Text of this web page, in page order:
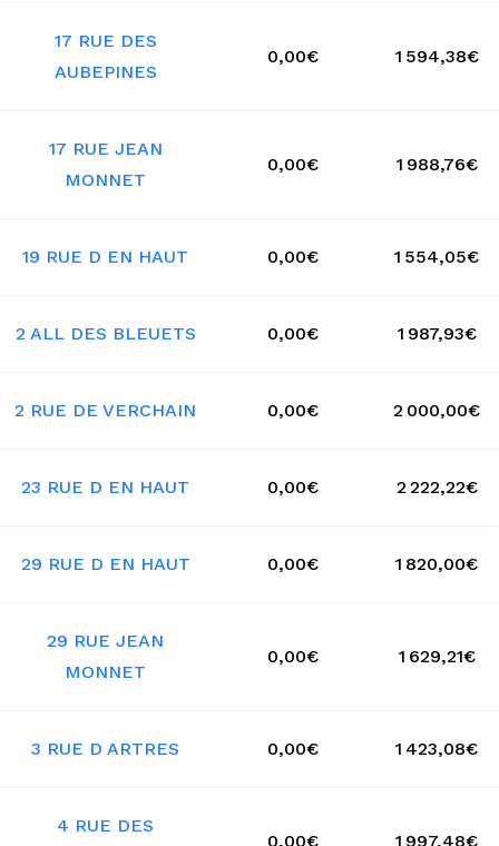
17 RUE DES
AUBEPINES
0,00€ 1 594,38€
17 RUE JEAN
MONNET
0,00€ 1 988,76€
19 RUE D EN HAUT 0,00€ 1 554,05€
2 ALL DES BLEUETS 0,00€ 1 987,93€
2 RUE DE VERCHAIN 0,00€ 2 000,00€
23 RUE D EN HAUT 0,00€ 2 222,22€
29 RUE D EN HAUT 0,00€ 1 820,00€
29 RUE JEAN
MONNET
0,00€ 1 629,21€
3 RUE D ARTRES 0,00€ 1 423,08€
4 RUE DES
0,00€ 1 997,48€